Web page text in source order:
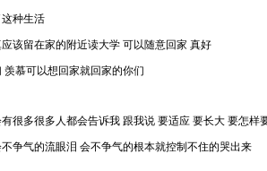
种生活
该留在家的附近读大学 可以随意回家 真好
羡慕可以想回家就回家的你们
有很多很多人都会告诉我 跟我说 要适应 要长大 要怎样
争气的流眼泪 会不争气的根本就控制不住的哭出来